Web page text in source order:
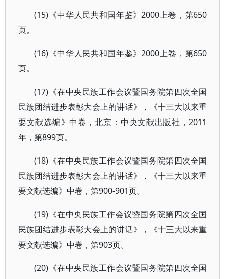
(15)《中华人民共和国年鉴》2000上卷，第650
页。
(16)《中华人民共和国年鉴》2000上卷，第650
页。
(17)《在中央民族工作会议暨国务院第四次全国
民族团结进步表彰大会上的讲话》，《十三大以来重
要文献选编》中卷，北京：中央文献出版社，2011
年，第899页。
(18)《在中央民族工作会议暨国务院第四次全国
民族团结进步表彰大会上的讲话》，《十三大以来重
要文献选编》中卷，第900-901页。
(19)《在中央民族工作会议暨国务院第四次全国
民族团结进步表彰大会上的讲话》，《十三大以来重
要文献选编》中卷，第903页。
(20)《在中央民族工作会议暨国务院第四次全国